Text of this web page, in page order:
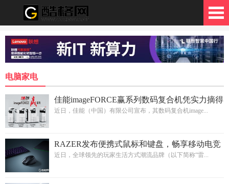
格网
电脑家电
佳能imageFORCE赢系列数码复合机凭实力摘得
BLI 2026年度A3 产品线奖
近日，佳能（中国）有限公司宣布，其数码复合机image...
RAZER发布便携式鼠标和键盘，畅享移动电竞
体验
近日，全球领先的玩家生活方式潮流品牌（以下简称“雷...